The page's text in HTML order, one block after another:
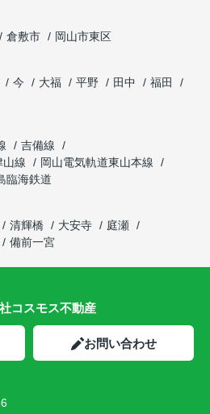
倉敷市
岡山市東区
今 大福 平野 田中
福田
吉備線
山線
岡山電気軌道東山本線
臨海鉄道
清輝橋 大安寺
庭瀬
備前一宮
コスモス不動産
お問い合わせ